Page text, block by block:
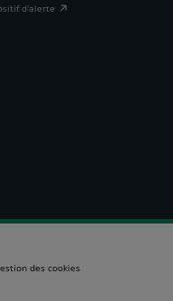
d'alerte
des cookies